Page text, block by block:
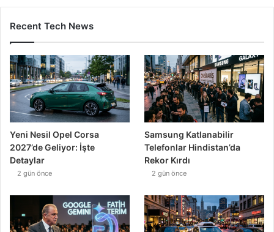
Recent Tech News
Yeni Nesil Opel Corsa
2027’de Geliyor: İşte
Detaylar
2 gün önce
Samsung Katlanabilir
Telefonlar Hindistan’da
Rekor Kırdı
2 gün önce